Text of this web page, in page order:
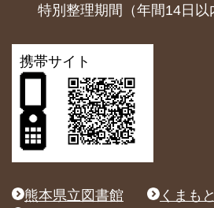
特別整理期間（年間14日以
携帯サイト
熊本県立図書館
くまも